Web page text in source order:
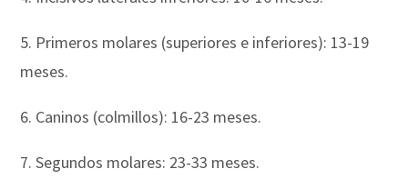
5. Primeros molares (superiores e inferiores): 13-19
meses.
6. Caninos (colmillos): 16-23 meses.
7. Segundos molares: 23-33 meses.